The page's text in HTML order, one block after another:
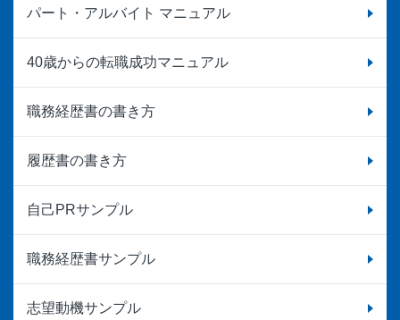
パート・アルバイト マニュアル
40歳からの転職成功マニュアル
職務経歴書の書き方
履歴書の書き方
自己PRサンプル
職務経歴書サンプル
志望動機サンプル